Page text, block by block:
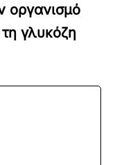
οργανισμό
τη γλυκόζη